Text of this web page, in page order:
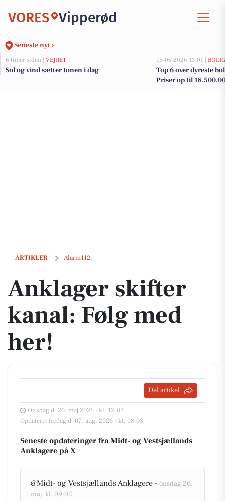
VORES Vipperød
Seneste nyt ›
6 timer siden | VEJRET
Sol og vind sætter tonen i dag
05-08-2026 13:01 |
Top 6 over dyreste
Priser op til
ARTIKLER Alarm112
Anklager skifter kanal: Følg med her!
Anklager skifter
kanal: Følg med
her!
Del artikel
Onsdag d. 20. maj 2026 - kl. 12:02
Opdateret fredag d. 07. aug. 2026 - kl. 08:03
Seneste opdateringer fra Midt- og Vestsjællands
Anklagere på X
@Midt- og Vestsjællands Anklagere - onsdag 20.
maj, kl. 09:02